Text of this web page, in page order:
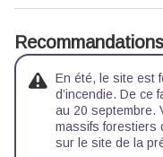
Recommandations
En été, le site est
d’incendie. De ce
au 20 septembre.
massifs forestiers
sur le site de la